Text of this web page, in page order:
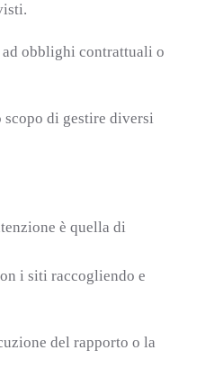
obblighi contrattuali o
di gestire diversi
è quella di
i siti raccogliendo e
del rapporto o la